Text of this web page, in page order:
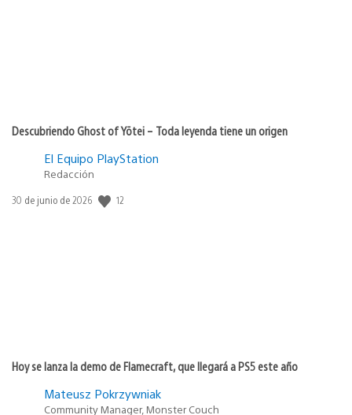
Descubriendo Ghost of Yōtei – Toda leyenda tiene un origen
El Equipo PlayStation
Redacción
Fecha
30 de junio de 2026 12
Hoy se lanza la demo de Flamecraft, que llegará a PS5 este año
Mateusz Pokrzywniak
Community Manager, Monster Couch